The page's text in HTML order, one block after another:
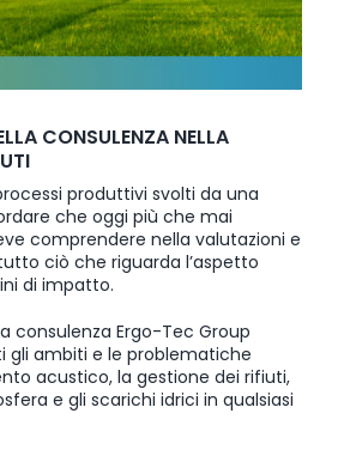
CONSULENZA NELLA
produttivi svolti da una
che oggi più che mai
comprendere nella valutazioni e
ciò che riguarda l’aspetto
di impatto.
consulenza Ergo-Tec Group
gli ambiti e le problematiche
acustico, la gestione dei rifiuti,
e gli scarichi idrici in qualsiasi